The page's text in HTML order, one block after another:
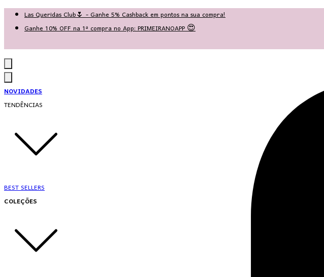
Las Queridas Club🌷 - Ganhe 5% Cashback em pontos na sua compra!
Ganhe 10% OFF na 1ª compra no App: PRIMEIRANOAPP 😍
NOVIDADES
TENDÊNCIAS
BEST SELLERS
COLEÇÕES